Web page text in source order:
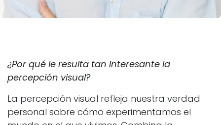
¿Por qué le resulta tan interesante la
percepción visual?
La percepción visual refleja nuestra verdad
personal sobre cómo experimentamos el